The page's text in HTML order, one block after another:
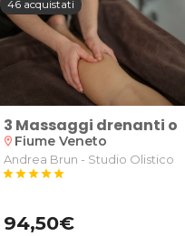
a
46 acquistati
3 Massaggi drenanti
location_on Fiume Veneto
Andrea Brun - Studio Olistico
starstarstarstarstar
94,50€